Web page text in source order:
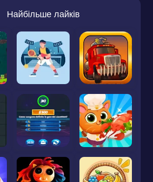
Найбільше лайків